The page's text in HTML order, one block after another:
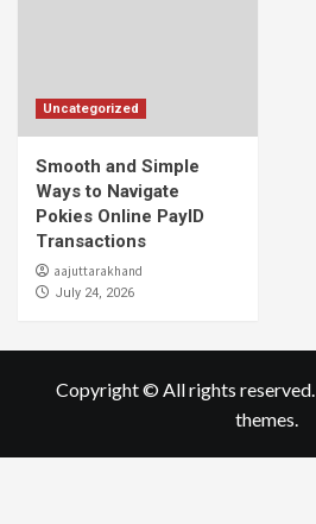
Uncategorized
Smooth and Simple
Ways to Navigate
Pokies Online PayID
Transactions
aajuttarakhand
July 24, 2026
Copyright © All rights reserved.
themes.